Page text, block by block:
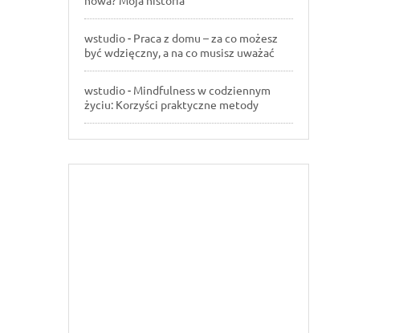
wstudio- Praca z domu – za co możesz
być wdzięczny, a na co musisz uważać
wstudio- Mindfulness w codziennym
życiu: Korzyści praktyczne metody